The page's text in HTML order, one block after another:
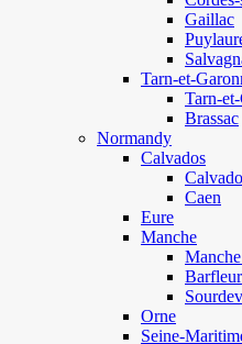
Gaillac
Tarn-et-
Tarn-
Brassac
Normandy
Calvados
Caen
Eure
Manche
Barfleur
Orne
Seine-